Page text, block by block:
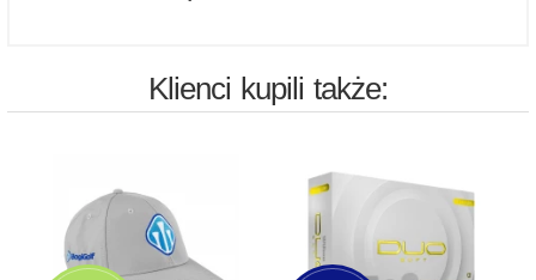
Klienci kupili także: